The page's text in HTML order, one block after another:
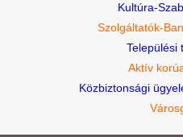
Kultúra-
Szolgáltatók-
Települési
Aktív
Közbiztonsági